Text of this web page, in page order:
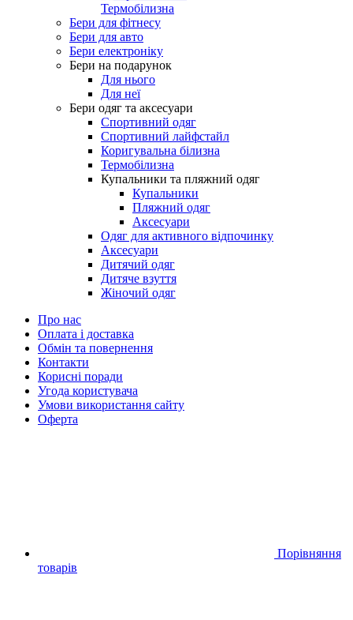
Термобілизна
Бери для фітнесу
Бери для авто
Бери електроніку
Бери на подарунок
Для нього
Для неї
Бери одяг та аксесуари
Спортивний одяг
Спортивний лайфстайл
Коригувальна білизна
Термобілизна
Купальники та пляжний одяг
Купальники
Пляжний одяг
Аксесуари
Одяг для активного відпочинку
Аксесуари
Дитячий одяг
Дитяче взуття
Жіночий одяг
Про нас
Оплата і доставка
Обмін та повернення
Контакти
Корисні поради
Угода користувача
Умови використання сайту
Оферта
Порівняння
товарів